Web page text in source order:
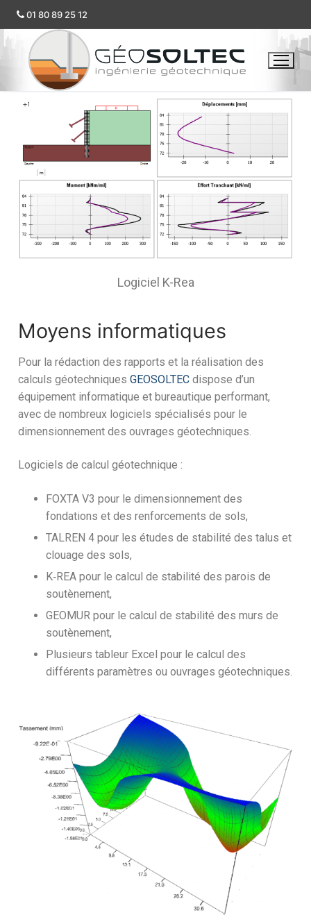
01 80 89 25 12
Logiciel K-Rea
Moyens informatiques
Pour la rédaction des rapports et la réalisation des
calculs géotechniques GEOSOLTEC dispose d’un
équipement informatique et bureautique performant,
avec de nombreux logiciels spécialisés pour le
dimensionnement des ouvrages géotechniques.
Logiciels de calcul géotechnique :
FOXTA V3 pour le dimensionnement des
fondations et des renforcements de sols,
TALREN 4 pour les études de stabilité des talus et
clouage des sols,
K‐REA pour le calcul de stabilité des parois de
soutènement,
GEOMUR pour le calcul de stabilité des murs de
soutènement,
Plusieurs tableur Excel pour le calcul des
différents paramètres ou ouvrages géotechniques.